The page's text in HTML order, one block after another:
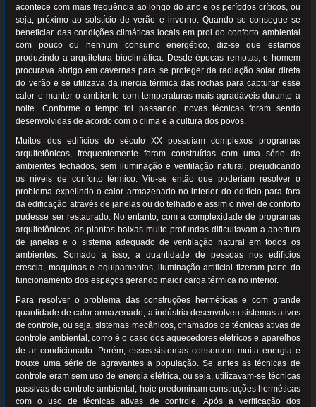
acontece com mais frequência ao longo do ano e os períodos críticos, ou
seja, próximo ao solstício de verão e inverno. Quando se consegue se
beneficiar das condições climáticas locais em prol do conforto ambiental
com pouco ou nenhum consumo energético, diz-se que estamos
produzindo a arquitetura bioclimática. Desde épocas remotas, o homem
procurava abrigo em cavernas para se proteger da radiação solar direta
do verão e se utilizava da inercia térmica das rochas para capturar esse
calor e manter o ambiente com temperaturas mais agradáveis durante a
noite. Conforme o tempo foi passando, novas técnicas foram sendo
desenvolvidas de acordo com o clima e a cultura dos povos.
Muitos dos edifícios do século XX possuíam complexos programas
arquitetônicos, frequentemente foram construídas com uma série de
ambientes fechados, sem iluminação e ventilação natural, prejudicando
os níveis de conforto térmico. Viu-se então que poderiam resolver o
problema expelindo o calor armazenado no interior do edifício para fora
da edificação através de janelas ou do telhado e assim o nível de conforto
pudesse ser restaurado. No entanto, com a complexidade de programas
arquitetônicos, as plantas baixas muito profundas dificultavam a abertura
de janelas e o sistema adequado de ventilação natural em todos os
ambientes. Somado a isso, a quantidade de pessoas nos edifícios
crescia, maquinas e equipamentos, iluminação artificial fizeram parte do
funcionamento dos espaços gerando maior carga térmica no interior.
Para resolver o problema das construções herméticas e com grande
quantidade de calor armazenado, a indústria desenvolveu sistemas ativos
de controle, ou seja, sistemas mecânicos, chamados de técnicas ativas de
controle ambiental, como é o caso dos aquecedores elétricos e aparelhos
de ar condicionado. Porém, esses sistemas consomem muita energia e
trouxe uma série de agravantes a população. Se antes as técnicas de
controle eram sem uso de energia elétrica, ou seja, utilizavam-se técnicas
passivas de controle ambiental, hoje predominam construções herméticas
com o uso de técnicas ativas de controle. Após a verificação dos